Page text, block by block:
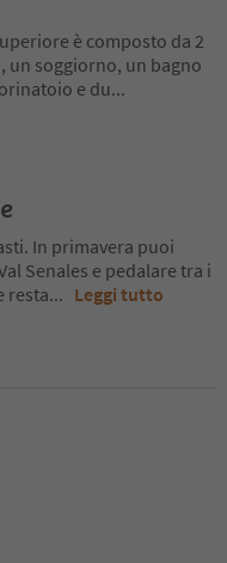
è composto da 2
un soggiorno, un bagno
e du...
In primavera puoi
Senales e pedalare tra i
resta... Leggi tutto